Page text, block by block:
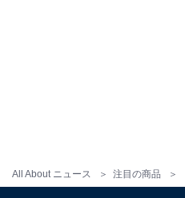
All About ニュース 注目の商品